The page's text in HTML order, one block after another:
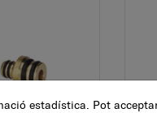
estadística. Pot